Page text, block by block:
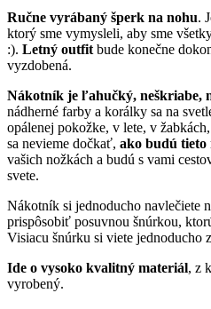
Ručne vyrábaný šperk na nohu.
ktorý sme vymysleli, aby sme
:). Letný outfit bude konečne
vyzdobená.
Nákotník je ľahučký, neškriabe,
nádherné farby a korálky sa na
opálenej pokožke, v lete, v
sa nevieme dočkať, ako budú tieto
vašich nožkách a budú s vami
svete.
Nákotník si jednoducho navlečiete
prispôsobiť posuvnou šnúrkou,
Visiacu šnúrku si viete jednoducho
Ide o vysoko kvalitný materiál, z
vyrobený.